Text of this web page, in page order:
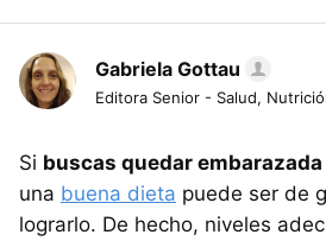
Gabriela Gottau
Editora Senior - Salud,
Si buscas quedar embarazada
una buena dieta puede ser de
lograrlo. De hecho, niveles